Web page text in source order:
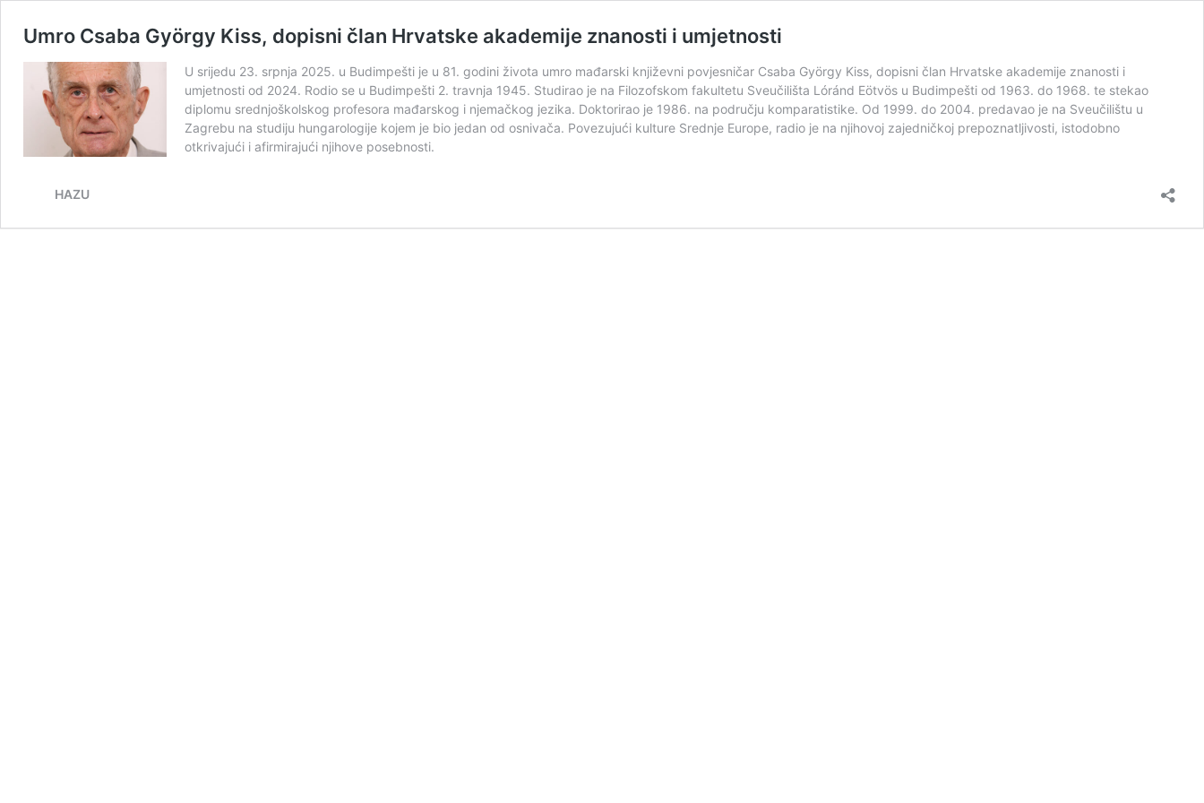
Umro Csaba György Kiss, dopisni član Hrvatske akademije znanosti i umjetnosti
U srijedu 23. srpnja 2025. u Budimpešti je u 81. godini života umro mađarski književni povjesničar Csaba György Kiss, dopisni član Hrvatske akademije znanosti i
umjetnosti od 2024. Rodio se u Budimpešti 2. travnja 1945. Studirao je na Filozofskom fakultetu Sveučilišta Lóránd Eötvös u Budimpešti od 1963. do 1968. te stekao
diplomu srednjoškolskog profesora mađarskog i njemačkog jezika. Doktorirao je 1986. na području komparatistike. Od 1999. do 2004. predavao je na Sveučilištu u
Zagrebu na studiju hungarologije kojem je bio jedan od osnivača. Povezujući kulture Srednje Europe, radio je na njihovoj zajedničkoj prepoznatljivosti, istodobno
otkrivajući i afirmirajući njihove posebnosti.
HAZU